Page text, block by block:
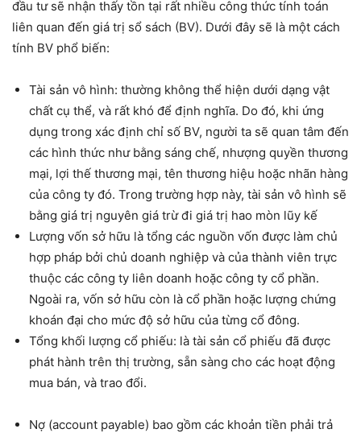
đầu tư sẽ nhận thấy tồn tại rất nhiều công thức tính toán
liên quan đến giá trị sổ sách (BV). Dưới đây sẽ là một cách
tính BV phổ biến:
Tài sản vô hình: thường không thể hiện dưới dạng vật
chất cụ thể, và rất khó để định nghĩa. Do đó, khi ứng
dụng trong xác định chỉ số BV, người ta sẽ quan tâm đến
các hình thức như bằng sáng chế, nhượng quyền thương
mại, lợi thế thương mại, tên thương hiệu hoặc nhãn hàng
của công ty đó. Trong trường hợp này, tài sản vô hình sẽ
bằng giá trị nguyên giá trừ đi giá trị hao mòn lũy kế
Lượng vốn sở hữu là tổng các nguồn vốn được làm chủ
hợp pháp bởi chủ doanh nghiệp và của thành viên trực
thuộc các công ty liên doanh hoặc công ty cổ phần.
Ngoài ra, vốn sở hữu còn là cổ phần hoặc lượng chứng
khoán đại cho mức độ sở hữu của từng cổ đông.
Tổng khối lượng cổ phiếu: là tài sản cổ phiếu đã được
phát hành trên thị trường, sẵn sàng cho các hoạt động
mua bán, và trao đổi.
Nợ (account payable) bao gồm các khoản tiền phải trả